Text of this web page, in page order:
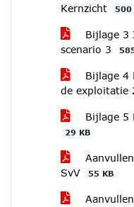
Kernzicht
500
Bijlage 3
scenario 3
Bijlage 4
de exploitatie
Bijlage 5
29 KB
SvV
55 KB